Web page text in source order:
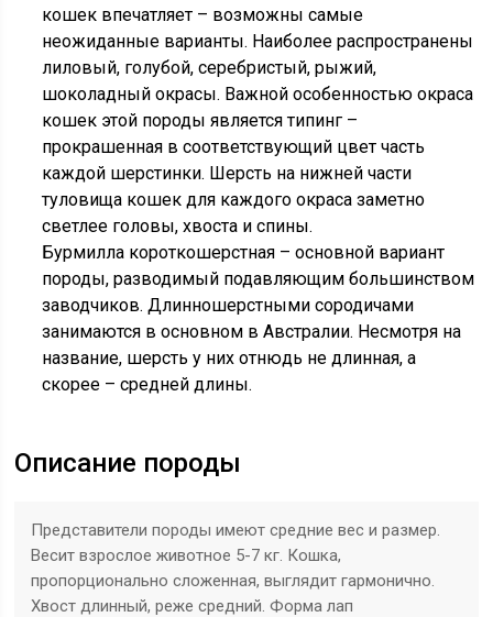
кошек впечатляет – возможны самые
неожиданные варианты. Наиболее распространены
лиловый, голубой, серебристый, рыжий,
шоколадный окрасы. Важной особенностью окраса
кошек этой породы является типинг –
прокрашенная в соответствующий цвет часть
каждой шерстинки. Шерсть на нижней части
туловища кошек для каждого окраса заметно
светлее головы, хвоста и спины.
Бурмилла короткошерстная – основной вариант
породы, разводимый подавляющим большинством
заводчиков. Длинношерстными сородичами
занимаются в основном в Австралии. Несмотря на
название, шерсть у них отнюдь не длинная, а
скорее – средней длины.
Описание породы
Представители породы имеют средние вес и размер.
Весит взрослое животное 5-7 кг. Кошка,
пропорционально сложенная, выглядит гармонично.
Хвост длинный, реже средний. Форма лап